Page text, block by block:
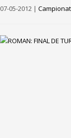
07-05-2012 |